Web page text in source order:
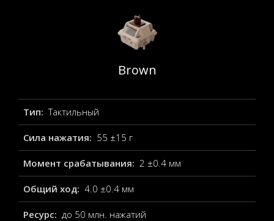
Brown
Тип: Тактильный
Сила нажатия: 55 ±15 г
Момент срабатывания: 2 ±0.4 мм
Общий ход: 4.0 ±0.4 мм
Ресурс: до 50 млн. нажатий